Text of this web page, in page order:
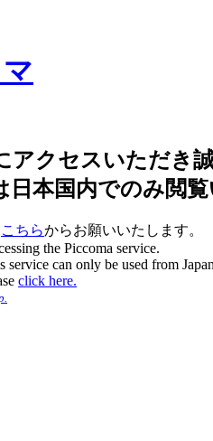
アクセスいただき
日本国内でのみ閲覧
こちらからお願いいたします。
the Piccoma service.
service can only be used from
click here.